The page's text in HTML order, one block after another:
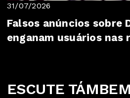
31/07/2026
Falsos anúncios sobre
enganam usuários nas